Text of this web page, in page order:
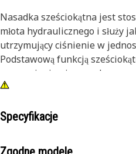
Nasadka sześciokątna jest
młota hydraulicznego i służy
utrzymujący ciśnienie w
Podstawową funkcją
zapewnienie niezawodnego
młota hydraulicznego. Jest
jakości pierścienia o-ring lub
Specyfikacje